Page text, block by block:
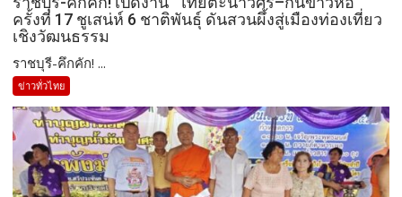
ครั้งที่ 17 ชูเสน่ห์ 6 ชาติพันธุ์ ดันสวนผึ้งสู่เมืองท่องเที่ยว
เชิงวัฒนธรรม
ราชบุรี-คึกคัก! ...
ข่าวทั่วไทย